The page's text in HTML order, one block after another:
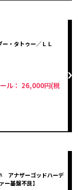
・タトゥー／ＬＬ
ル： 26,000円(税
アナザーゴッドハーデ
ー基盤不良】